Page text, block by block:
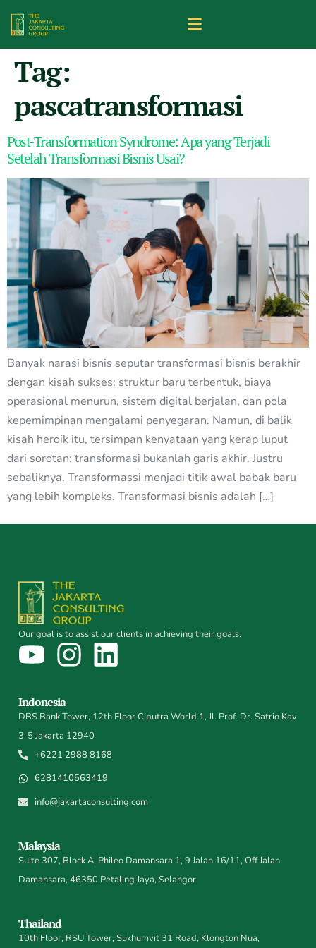
Tag:
pascatransformasi
Post-Transformation Syndrome: Apa yang Terjadi
Setelah Transformasi Bisnis Usai?
Banyak narasi bisnis seputar transformasi bisnis berakhir
dengan kisah sukses: struktur baru terbentuk, biaya
operasional menurun, sistem digital berjalan, dan pola
kepemimpinan mengalami penyegaran. Namun, di balik
kisah heroik itu, tersimpan kenyataan yang kerap luput
dari sorotan: transformasi bukanlah garis akhir. Justru
sebaliknya. Transformassi menjadi titik awal babak baru
yang lebih kompleks. Transformasi bisnis adalah […]
Our goal is to assist our clients in achieving their goals.
Indonesia
DBS Bank Tower, 12th Floor Ciputra World 1, Jl. Prof. Dr. Satrio Kav
3-5 Jakarta 12940
+6221 2988 8168
6281410563419
info@jakartaconsulting.com
Malaysia
Suite 307, Block A, Phileo Damansara 1, 9 Jalan 16/11, Off Jalan
Damansara, 46350 Petaling Jaya, Selangor
Thailand
10th Floor, RSU Tower, Sukhumvit 31 Road, Klongton Nua,